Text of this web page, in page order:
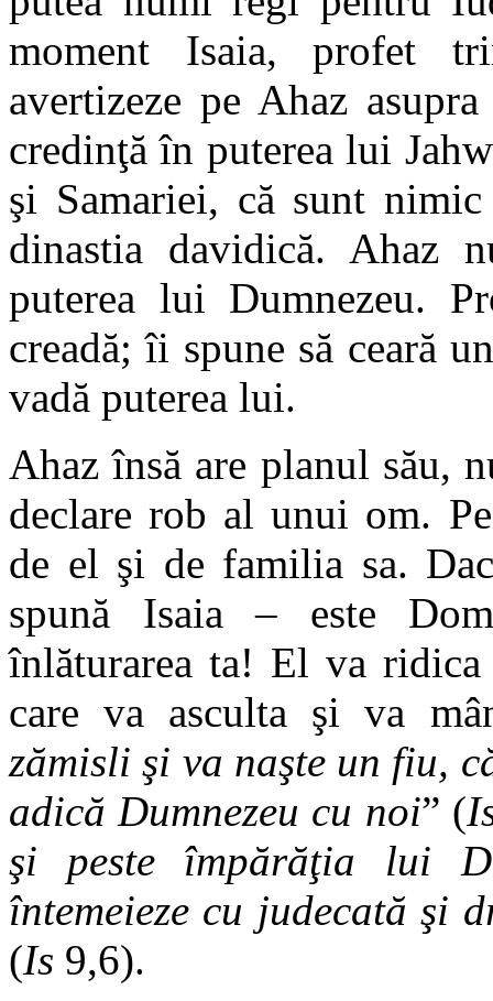
moment Isaia, profet
avertizeze pe Ahaz
credinţă în puterea lui
şi Samariei, că sunt
dinastia davidică. Ahaz
puterea lui Dumnezeu.
creadă; îi spune să ceară
vadă puterea lui.
Ahaz însă are planul său,
declare rob al unui om.
de el şi de familia sa.
spună Isaia – este
înlăturarea ta! El va
care va asculta şi va
zămisli şi va naşte un fiu,
adică Dumnezeu cu noi” (
şi peste împărăţia lui
întemeieze cu judecată şi
(Is 9,6).